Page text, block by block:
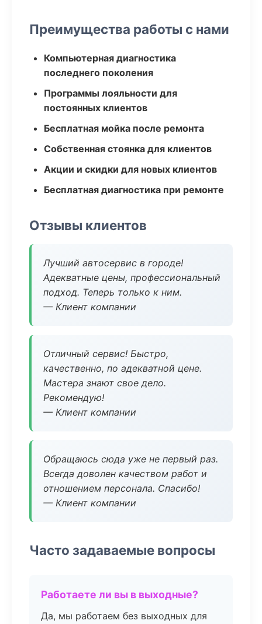
Преимущества работы с нами
Компьютерная диагностика
последнего поколения
Программы лояльности для
постоянных клиентов
Бесплатная мойка после ремонта
Собственная стоянка для клиентов
Акции и скидки для новых клиентов
Бесплатная диагностика при ремонте
Отзывы клиентов
Лучший автосервис в городе!
Адекватные цены, профессиональный
подход. Теперь только к ним.
— Клиент компании
Отличный сервис! Быстро,
качественно, по адекватной цене.
Мастера знают свое дело.
Рекомендую!
— Клиент компании
Обращаюсь сюда уже не первый раз.
Всегда доволен качеством работ и
отношением персонала. Спасибо!
— Клиент компании
Часто задаваемые вопросы
Работаете ли вы в выходные?
Да, мы работаем без выходных для